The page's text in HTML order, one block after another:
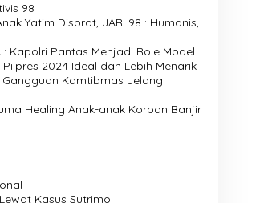
98
Yatim Disorot, JARI 98 : Humanis,
Kapolri Pantas Menjadi Role Model
2024 Ideal dan Lebih Menarik
Kamtibmas Jelang
Healing Anak-anak Korban Banjir
Kasus Sutrimo